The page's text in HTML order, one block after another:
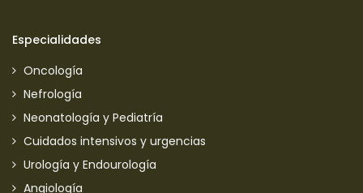
Especialidades
Oncología
Nefrología
Neonatología y Pediatría
Cuidados intensivos y urgencias
Urología y Endourología
Angiología